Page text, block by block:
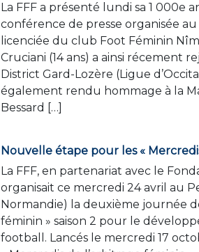
La FFF a présenté lundi sa 1 000e
conférence de presse organisée
licenciée du club Foot Féminin
Cruciani (14 ans) a ainsi récement
District Gard-Lozère (Ligue
également rendu hommage à la
Bessard […]
Nouvelle étape pour les «
La FFF, en partenariat avec le
organisait ce mercredi 24 avril au
Normandie) la deuxième journée
féminin » saison 2 pour le
football. Lancés le mercredi 17